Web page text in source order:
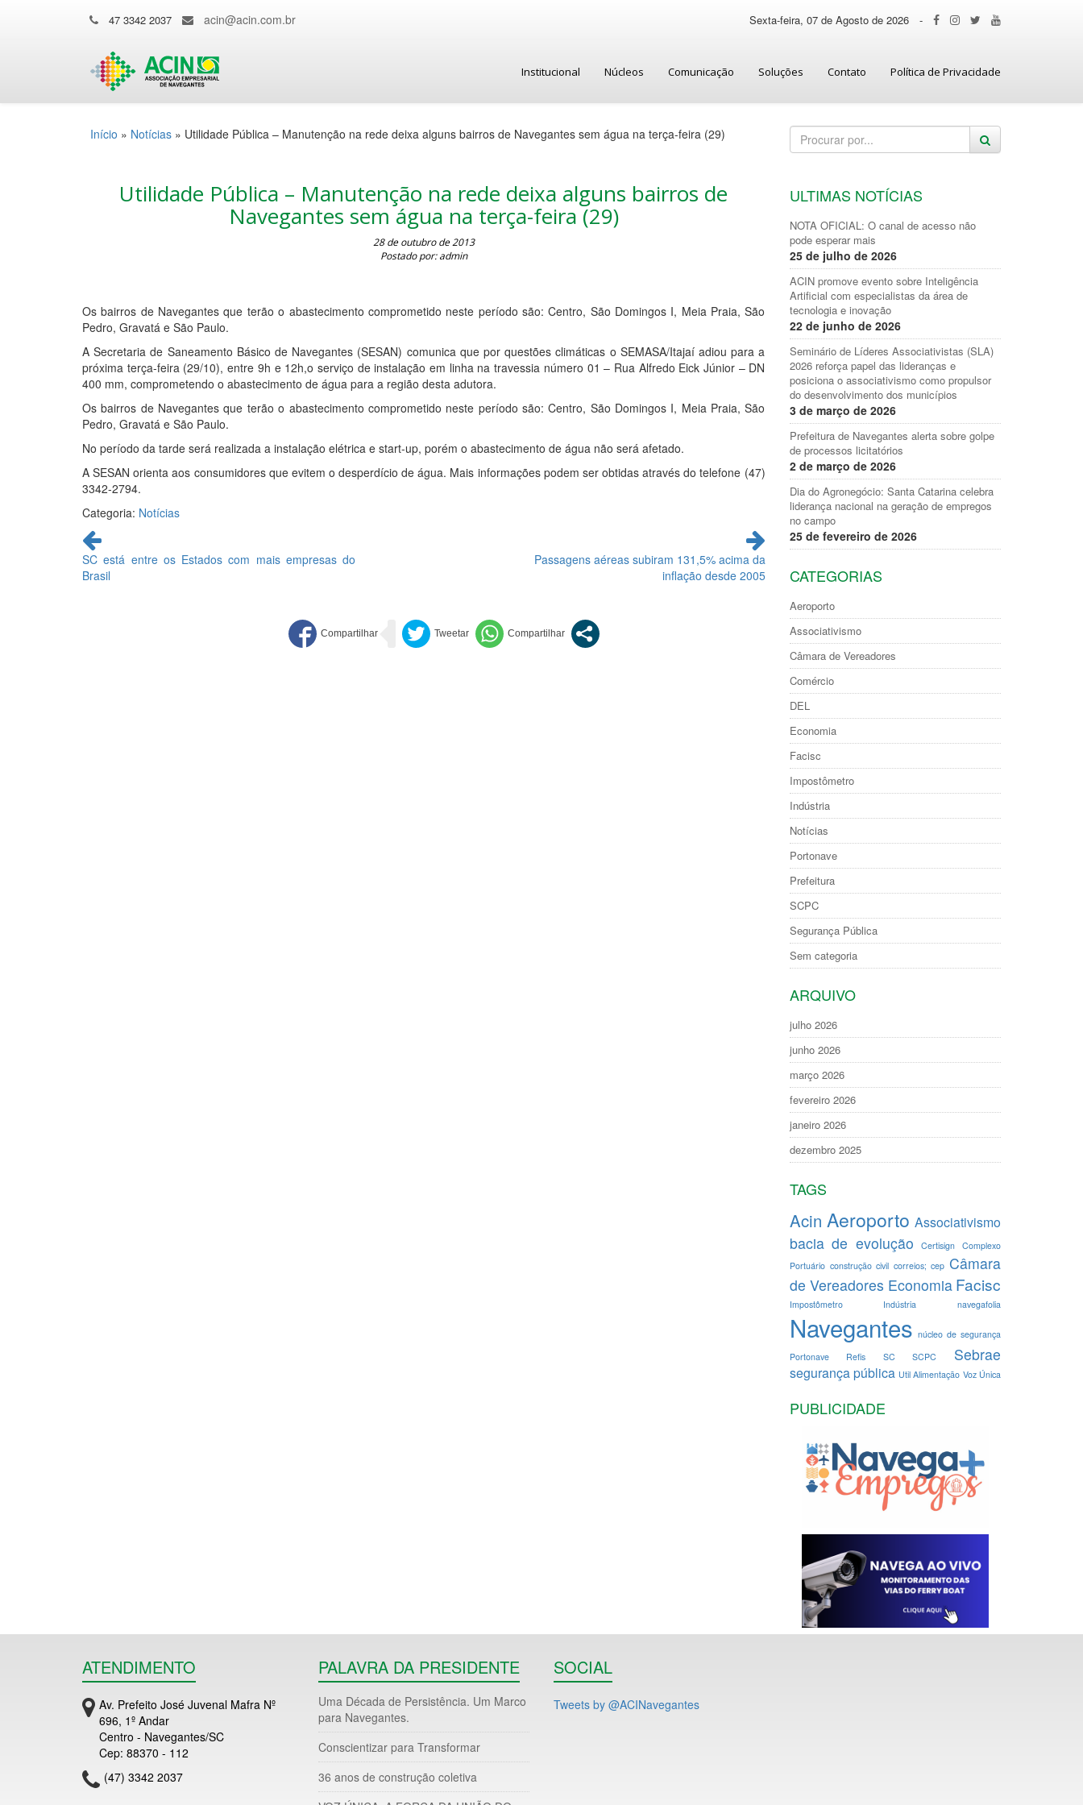
47 3342 2037 acin@acin.com.br Sexta-feira, 07 de Agosto de 2026 -
Institucional Núcleos Comunicação Soluções Contato Política de Privacidade
Início » Notícias » Utilidade Pública – Manutenção na rede deixa alguns bairros de Navegantes sem água na terça-feira (29)
Utilidade Pública – Manutenção na rede deixa alguns bairros de
Navegantes sem água na terça-feira (29)
28 de outubro de 2013
Postado por: admin
Os bairros de Navegantes que terão o abastecimento comprometido neste período são: Centro, São Domingos I, Meia Praia, São
Pedro, Gravatá e São Paulo.
A Secretaria de Saneamento Básico de Navegantes (SESAN) comunica que por questões climáticas o SEMASA/Itajaí adiou para a
próxima terça-feira (29/10), entre 9h e 12h,o serviço de instalação em linha na travessia número 01 – Rua Alfredo Eick Júnior – DN
400 mm, comprometendo o abastecimento de água para a região desta adutora.
Os bairros de Navegantes que terão o abastecimento comprometido neste período são: Centro, São Domingos I, Meia Praia, São
Pedro, Gravatá e São Paulo.
No período da tarde será realizada a instalação elétrica e start-up, porém o abastecimento de água não será afetado.
A SESAN orienta aos consumidores que evitem o desperdício de água. Mais informações podem ser obtidas através do telefone (47)
3342-2794.
Categoria: Notícias
Continue
lendo
SC está entre os Estados com mais empresas do
Brasil
Passagens aéreas subiram 131,5% acima da
inflação desde 2005
ULTIMAS NOTÍCIAS
NOTA OFICIAL: O canal de acesso não
pode esperar mais
25 de julho de 2026
ACIN promove evento sobre Inteligência
Artificial com especialistas da área de
tecnologia e inovação
22 de junho de 2026
Seminário de Líderes Associativistas (SLA)
2026 reforça papel das lideranças e
posiciona o associativismo como propulsor
do desenvolvimento dos municípios
3 de março de 2026
Prefeitura de Navegantes alerta sobre golpe
de processos licitatórios
2 de março de 2026
Dia do Agronegócio: Santa Catarina celebra
liderança nacional na geração de empregos
no campo
25 de fevereiro de 2026
CATEGORIAS
Aeroporto
Associativismo
Câmara de Vereadores
Comércio
DEL
Economia
Facisc
Impostômetro
Indústria
Notícias
Portonave
Prefeitura
SCPC
Segurança Pública
Sem categoria
ARQUIVO
julho 2026
junho 2026
março 2026
fevereiro 2026
janeiro 2026
dezembro 2025
TAGS
Acin Aeroporto Associativismo
bacia de evolução Certisign Complexo
Portuário construção civil correios; cep Câmara
de Vereadores Economia Facisc
Impostômetro Indústria navegafolia
Navegantes núcleo de segurança
Portonave
Refis SC SCPC Sebrae
segurança pública Util Alimentação Voz Única
PUBLICIDADE
ATENDIMENTO
Av. Prefeito José Juvenal Mafra Nº
696, 1º Andar
Centro - Navegantes/SC
Cep: 88370 - 112
(47) 3342 2037
PALAVRA DA PRESIDENTE
Uma Década de Persistência. Um Marco
para Navegantes.
Conscientizar para Transformar
36 anos de construção coletiva
SOCIAL
Tweets by @ACINavegantes